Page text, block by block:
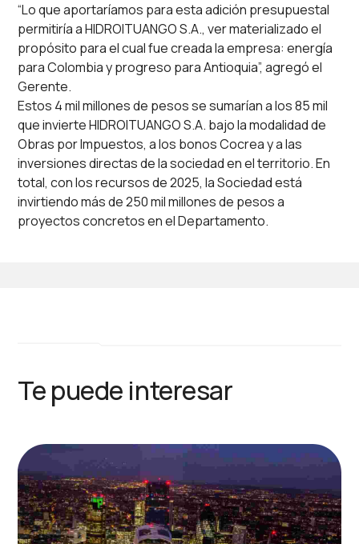
“Lo que aportaríamos para esta adición presupuestal
permitiría a HIDROITUANGO S.A., ver materializado el
propósito para el cual fue creada la empresa: energía
para Colombia y progreso para Antioquia”, agregó el
Gerente.
Estos 4 mil millones de pesos se sumarían a los 85 mil
que invierte HIDROITUANGO S.A. bajo la modalidad de
Obras por Impuestos, a los bonos Cocrea y a las
inversiones directas de la sociedad en el territorio. En
total, con los recursos de 2025, la Sociedad está
invirtiendo más de 250 mil millones de pesos a
proyectos concretos en el Departamento.
Te puede interesar